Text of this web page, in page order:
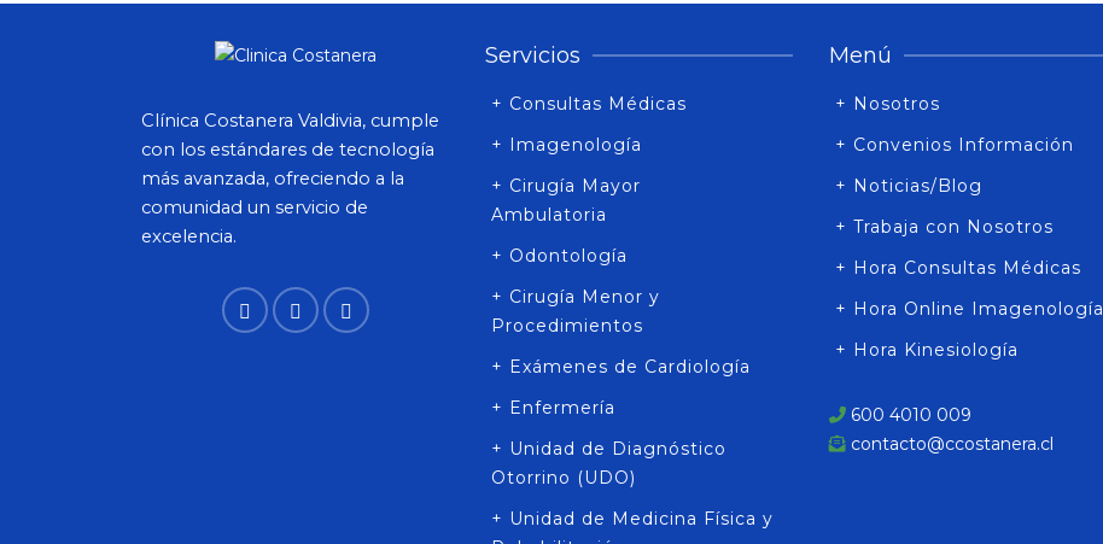
Clínica Costanera Valdivia, cumple
con los estándares de tecnología
más avanzada, ofreciendo a la
comunidad un servicio de
excelencia.
Servicios
+ Consultas Médicas
+ Imagenología
+ Cirugía Mayor
Ambulatoria
+ Odontología
+ Cirugía Menor y
Procedimientos
+ Exámenes de Cardiología
+ Enfermería
+ Unidad de Diagnóstico
Otorrino (UDO)
+ Unidad de Medicina Física y
Menú
+ Nosotros
+ Convenios Información
+ Noticias/Blog
+ Trabaja con Nosotros
+ Hora Consultas Médicas
+ Hora Online Imagenología
+ Hora Kinesiología
600 4010 009
contacto@ccostanera.cl